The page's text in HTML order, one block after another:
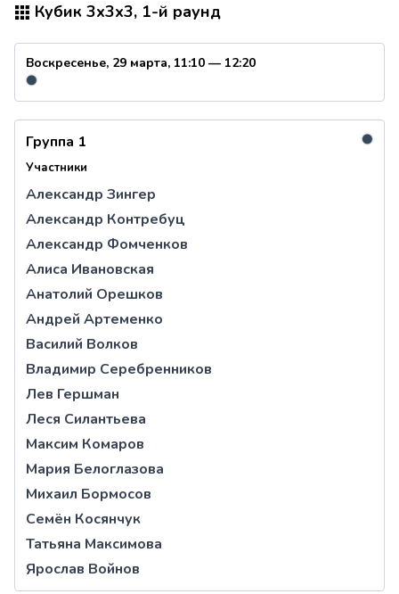
Кубик 3x3x3, 1-й раунд
Воскресенье, 29 марта, 11:10 — 12:20
●
Группа 1 ●
Участники
Александр Зингер
Александр Контребуц
Александр Фомченков
Алиса Ивановская
Анатолий Орешков
Андрей Артеменко
Василий Волков
Владимир Серебренников
Лев Гершман
Леся Силантьева
Максим Комаров
Мария Белоглазова
Михаил Бормосов
Семён Косянчук
Татьяна Максимова
Ярослав Войнов